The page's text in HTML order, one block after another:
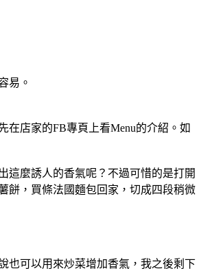
易。
店家的FB專頁上看Menu的介紹。如
這麼誘人的香氣呢？不過可惜的是打開
餅，買條法國麵包回家，切成四段稍微
也可以用來炒菜增加香氣，我之後剩下